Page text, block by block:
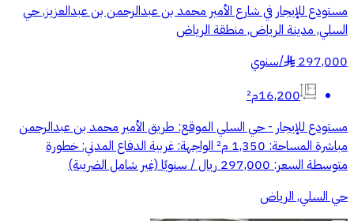
مستودع للإيجار في شارع الأمير محمد بن عبدالرحمن بن عبدالعزيز, حي
السلي, مدينة الرياض, منطقة الرياض
297,000
§
/سنوي
16,200م²
مستودع للإيجار - حي السلي الموقع: طريق الأمير محمد بن عبدالرحمن
مباشرة المساحة: 1,350 م² الواجهة: غربية الدفاع المدني: خطورة
متوسطة السعر: 297,000 ريال / سنويًا (غير شامل الضريبة)
حي السلي, الرياض